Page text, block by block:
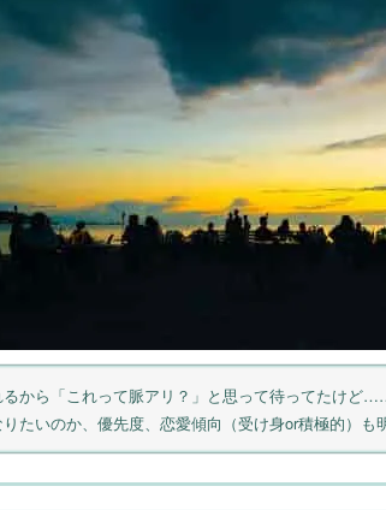
から「これって脈アリ？」と思って待ってたけど
たいのか、優先度、恋愛傾向（受け身or積極的）も